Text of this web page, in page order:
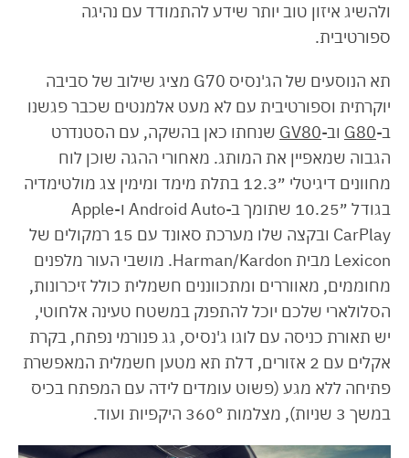
ולהשיג איזון טוב יותר שידע להתמודד עם נהיגה
ספורטיבית.
תא הנוסעים של הג'נסיס G70 מציג שילוב של סביבה
יוקרתית וספורטיבית עם לא מעט אלמנטים שכבר פגשנו
ב-G80 וב-GV80 שנחתו כאן בהשקה, עם הסטנדרט
הגבוה שמאפיין את המותג. מאחורי ההגה שוכן לוח
מחוונים דיגיטלי ״12.3 בתלת מימד ומימין צג מולטימדיה
בגודל ״10.25 שתומך ב-Android Auto ו-Apple
CarPlay ובקצה שלו מערכת סאונד עם 15 רמקולים של
Lexicon מבית Harman/Kardon. מושבי העור מלפנים
מחוממים, מאווררים ומתכווננים חשמלית כולל זיכרונות,
הסלולארי שלכם יוכל להתפנק במשטח טעינה אלחוטי,
יש תאורת כניסה עם לוגו ג'נסיס, גג פנורמי נפתח, בקרת
אקלים עם 2 אזורים, דלת תא מטען חשמלית המאפשרת
פתיחה ללא מגע (פשוט עומדים לידה עם המפתח בכיס
במשך 3 שניות), מצלמות 360° היקפיות ועוד.